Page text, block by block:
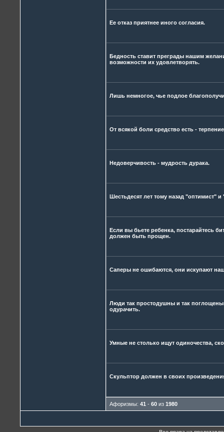
Ее отказ приятнее иного согласия.
Бедность ставит преграды нашим
возможности их удовлетворять.
Лишь немногое, чье подлое
От всякой боли средство есть -
Недоверчивость - мудрость дурака.
Шестьдесят лет тому назад "оптимист"
Если вы бьете ребенка, постарайтесь
должен быть прощен.
Саперы не ошибаются, они искупают
Люди так простодушны и так
одурачить.
Умные не столько ищут одиночества,
Скульптор должен в своих
Афоризмы: 41 - 60 из 1980